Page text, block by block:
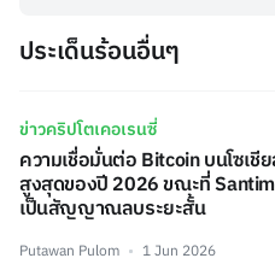
ประเด็นร้อนอื่นๆ
ข่าวคริปโตเคอเรนซี่
ความเชื่อมั่นต่อ Bitcoin บนโซเชี
สูงสุดของปี 2026 ขณะที่
เป็นสัญญาณลบระยะสั้น
Putawan Pulom 1 Jun 2026